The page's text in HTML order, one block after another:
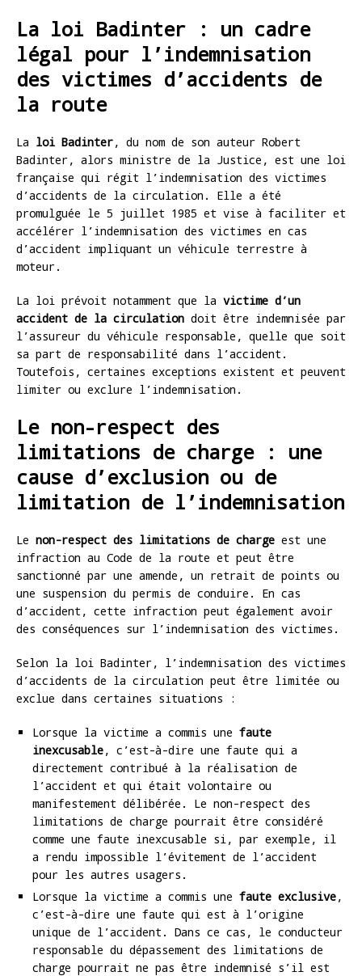
La loi Badinter : un cadre
légal pour l’indemnisation
des victimes d’accidents de
la route
La loi Badinter, du nom de son auteur Robert
Badinter, alors ministre de la Justice, est une loi
française qui régit l’indemnisation des victimes
d’accidents de la circulation. Elle a été
promulguée le 5 juillet 1985 et vise à faciliter et
accélérer l’indemnisation des victimes en cas
d’accident impliquant un véhicule terrestre à
moteur.
La loi prévoit notamment que la victime d’un
accident de la circulation doit être indemnisée par
l’assureur du véhicule responsable, quelle que soit
sa part de responsabilité dans l’accident.
Toutefois, certaines exceptions existent et peuvent
limiter ou exclure l’indemnisation.
Le non-respect des
limitations de charge : une
cause d’exclusion ou de
limitation de l’indemnisation
Le non-respect des limitations de charge est une
infraction au Code de la route et peut être
sanctionné par une amende, un retrait de points ou
une suspension du permis de conduire. En cas
d’accident, cette infraction peut également avoir
des conséquences sur l’indemnisation des victimes.
Selon la loi Badinter, l’indemnisation des victimes
d’accidents de la circulation peut être limitée ou
exclue dans certaines situations :
Lorsque la victime a commis une faute
inexcusable, c’est-à-dire une faute qui a
directement contribué à la réalisation de
l’accident et qui était volontaire ou
manifestement délibérée. Le non-respect des
limitations de charge pourrait être considéré
comme une faute inexcusable si, par exemple, il
a rendu impossible l’évitement de l’accident
pour les autres usagers.
Lorsque la victime a commis une faute exclusive,
c’est-à-dire une faute qui est à l’origine
unique de l’accident. Dans ce cas, le conducteur
responsable du dépassement des limitations de
charge pourrait ne pas être indemnisé s’il est